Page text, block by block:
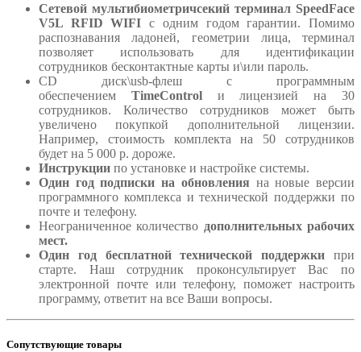
Сетевой мультибиометричсекий терминал SpeedFace
V5L RFID WIFI c одним годом гарантии. Помимо
распознавания ладоней, геометрии лица, терминал
позволяет использовать для идентификации
сотрудников бесконтактные карты и\или пароль.
СD диск\usb-флеш с программным
обеспечением TimeControlи лицензией на 30
сотрудников. Количество сотрудников может быть
увеличено покупкой дополнительной лицензии.
Например, стоимость комплекта на 50 сотрудников
будет на 5 000 р. дороже.
Инструкции по установке и настройке системы.
Один год подписки на обновления на новые версии
программного комплекса и технической поддержки по
почте и телефону.
Неограниченное количество дополнительных рабочих
мест.
Один год бесплатной технической поддержки при
старте. Наш сотрудник проконсультирует Вас по
электронной почте или телефону, поможет настроить
программу, ответит на все Ваши вопросы.
Сопутствующие товары